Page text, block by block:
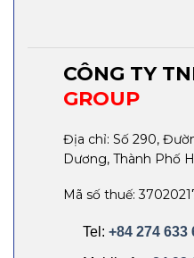
CÔNG TY
GROUP
Địa chỉ: Số 290,
Dương, Thành Phố
Mã số thuế:
Tel: +84 274 633